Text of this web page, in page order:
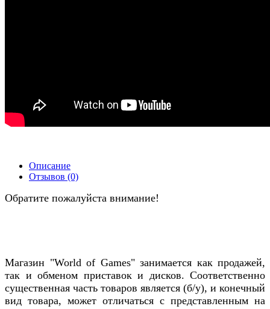
Описание
Отзывов (0)
Обратите пожалуйста внимание!
Магазин "World of Games" занимается как продажей,
так и обменом приставок и дисков. Соответственно
существенная часть товаров является (б/у), и конечный
вид товара, может отличаться с представленным на